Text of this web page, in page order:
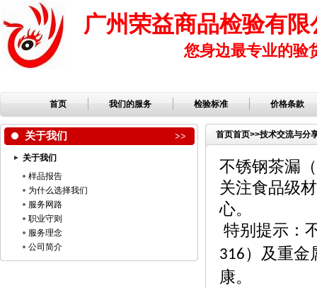
广州荣益商品检验有限
您身边最专业的验
首页 我们的服务 检验标准 价格条款
关于我们
关于我们
样品报告
为什么选择我们
服务网路
职业守则
服务理念
公司简介
首页首页>>技术交流与分
不锈钢茶漏
关注食品级
心。
特别提示：
316）及重金
康。